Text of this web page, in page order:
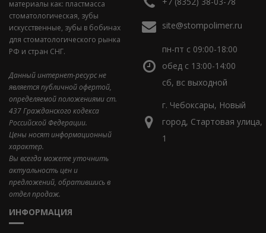
материалы как: пластмасса
стоматологическая, зубы
искусственные, зубы в бобинах
для стоматологического рынка
РФ и стран СНГ.
Данный интернет-ресурс не
является публичной офертой,
определяемой положениями ст.
437 Гражданского кодекса
Российской Федерации.
Цены носят информационный
характер.
Вы всегда можете уточнить
актуальность цен и
предложений, обратившись в
отдел продаж.
site@stompolimer.ru
пн-пт с 09:00-18:00
обед с 13:00-14:00
сб, вс выходной
г. Чебоксары, Новый
город, Стартовая улица,
1
ИНФОРМАЦИЯ